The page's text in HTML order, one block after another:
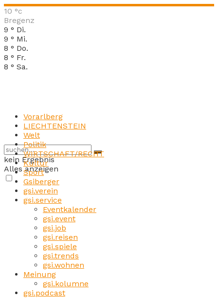
10 °c
Bregenz
9 ° Di.
9 ° Mi.
8 ° Do.
8 ° Fr.
8 ° Sa.
kein Ergebnis
Alles anzeigen
Vorarlberg
LIECHTENSTEIN
Welt
Politik
WIRTSCHAFT/RECHT
Kultur
Sport
Gsiberger
gsi.verein
gsi.service
Eventkalender
gsi.event
gsi.job
gsi.reisen
gsi.spiele
gsi.trends
gsi.wohnen
Meinung
gsi.kolumne
gsi.podcast